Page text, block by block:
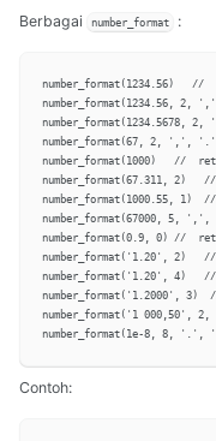
Berbagai number_format :
number_format(1234.56)
number_format(1234.56,
number_format(67, 2, ',',
number_format(1000)   //
number_format(67.311, 2)
number_format(1000.55, 1)
number_format(67000, 5,
number_format(0.9, 0) //
number_format('1.20', 2)
number_format('1.20', 4)
number_format('1.2000', 3)
number_format('1
Contoh: